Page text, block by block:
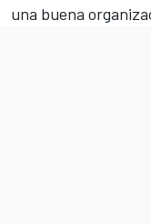
una buena